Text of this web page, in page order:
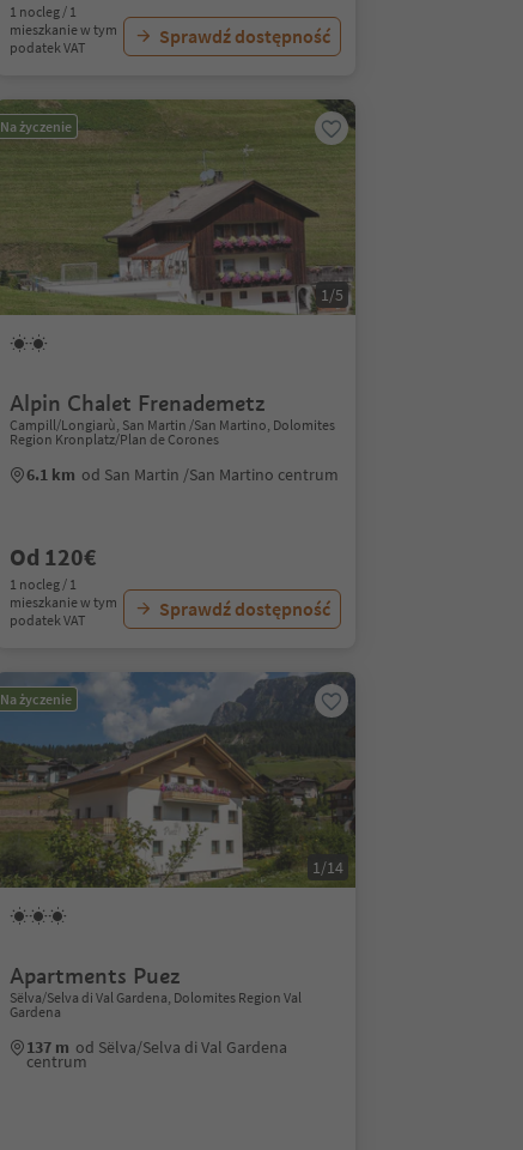
1 nocleg / 1
mieszkanie w tym
podatek VAT
Sprawdź dostępność
Na życzenie
1/5
Alpin Chalet Frenademetz
Campill/Longiarù, San Martin /San Martino, Dolomites
Region Kronplatz/Plan de Corones
6.1 km od San Martin /San Martino centrum
Od 120€
1 nocleg / 1
mieszkanie w tym
podatek VAT
Sprawdź dostępność
Na życzenie
1/14
Apartments Puez
Sëlva/Selva di Val Gardena, Dolomites Region Val
Gardena
137 m od Sëlva/Selva di Val Gardena
centrum